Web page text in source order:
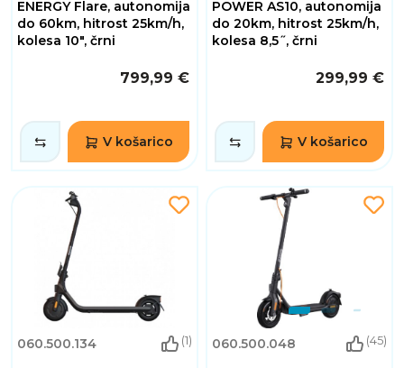
ENERGY Flare, autonomija
do 60km, hitrost 25km/h,
kolesa 10", črni
799,99 €
V košarico
POWER AS10, autonomija
do 20km, hitrost 25km/h,
kolesa 8,5˝, črni
299,99 €
V košarico
060.500.134 (1) 060.500.048 (45)